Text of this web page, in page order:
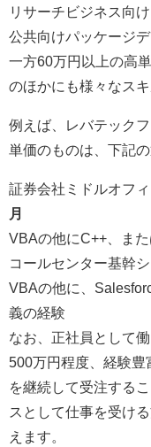
リサーチビジネス向
公共向けパッケージ
一方60万円以上の高
のほかにも様々なス
例えば、レバテック
単価のものは、下記の
証券会社ミドルオフ
月
VBAの他にC++、ま
コールセンター基幹
VBAの他に、
義の経験
なお、正社員として働
500万円程度、経験豊
を継続して受注する
スとして仕事を受け
えます。